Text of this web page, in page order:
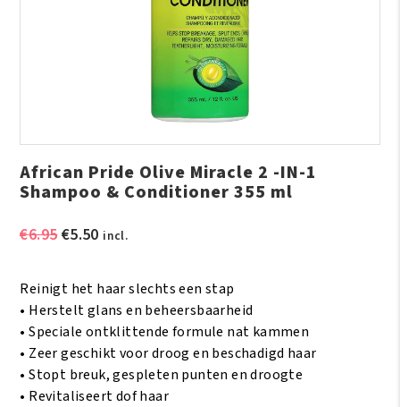
African Pride Olive Miracle 2 -IN-1
Shampoo & Conditioner 355 ml
€6.95Oorspronkelijke
€6.95.
€5.50Huidige
€5.50.
incl.
Reinigt het haar slechts een stap
• Herstelt glans en beheersbaarheid
• Speciale ontklittende formule nat kammen
• Zeer geschikt voor droog en beschadigd haar
• Stopt breuk, gespleten punten en droogte
• Revitaliseert dof haar